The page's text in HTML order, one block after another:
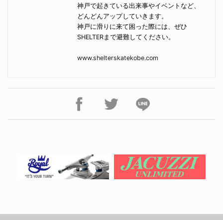
神戸で起きている出来事やイベントなど、
どんどんアップしていきます。
神戸に滑りに来て困った際には、ぜひ
SHELTERまで避難してください。
www.shelterskatekobe.com